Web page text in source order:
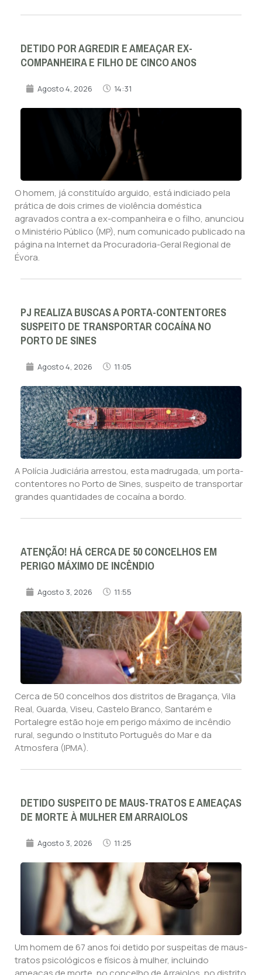
DETIDO POR AGREDIR E AMEAÇAR EX-
COMPANHEIRA E FILHO DE CINCO ANOS
Agosto 4, 2026 14:31
O homem, já constituído arguido, está indiciado pela
prática de dois crimes de violência doméstica
agravados contra a ex-companheira e o filho, anunciou
o Ministério Público (MP), num comunicado publicado na
página na Internet da Procuradoria-Geral Regional de
Évora.
PJ REALIZA BUSCAS A PORTA-CONTENTORES
SUSPEITO DE TRANSPORTAR COCAÍNA NO
PORTO DE SINES
Agosto 4, 2026 11:05
A Polícia Judiciária arrestou, esta madrugada, um porta-
contentores no Porto de Sines, suspeito de transportar
grandes quantidades de cocaína a bordo.
ATENÇÃO! HÁ CERCA DE 50 CONCELHOS EM
PERIGO MÁXIMO DE INCÊNDIO
Agosto 3, 2026 11:55
Cerca de 50 concelhos dos distritos de Bragança, Vila
Real, Guarda, Viseu, Castelo Branco, Santarém e
Portalegre estão hoje em perigo máximo de incêndio
rural, segundo o Instituto Português do Mar e da
Atmosfera (IPMA).
DETIDO SUSPEITO DE MAUS-TRATOS E AMEAÇAS
DE MORTE À MULHER EM ARRAIOLOS
Agosto 3, 2026 11:25
Um homem de 67 anos foi detido por suspeitas de maus-
tratos psicológicos e físicos à mulher, incluindo